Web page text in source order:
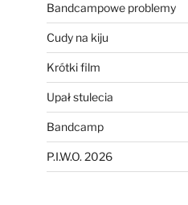
Bandcampowe problemy
Cudy na kiju
Krótki film
Upał stulecia
Bandcamp
P.I.W.O. 2026